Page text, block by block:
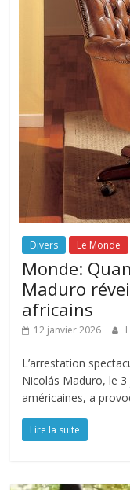
Divers Le Monde
Monde:
Maduro
africains
12 janvier 2026
L’arrestation
Nicolás Maduro, le
américaines, a
Lire la suite